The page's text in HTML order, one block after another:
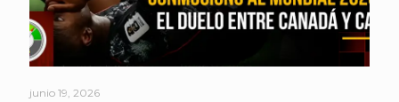
junio 19, 2026